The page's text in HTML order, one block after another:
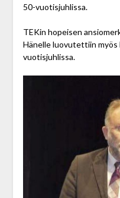
50-vuotisjuhlissa.
TEKin hopeisen
Hänelle luovutettiin myös
vuotisjuhlissa.